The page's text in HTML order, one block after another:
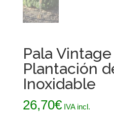
Pala
Plantación
Inoxidable
26,70€ IVA incl.